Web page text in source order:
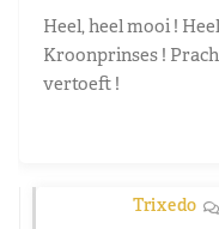
Heel, heel mooi !
Kroonprinses !
vertoeft !
Trixedo